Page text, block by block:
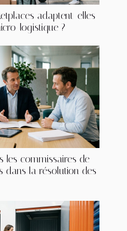
adaptent-elles
logistique ?
les commissaires de
dans la résolution des